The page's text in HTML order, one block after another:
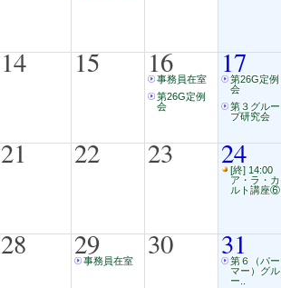
14 15 16
事務員在室
第26G定例
会
17
第26G定例
会
第３グルー
プ研究会
21 22 23 24
[終] 14:00
ア・ラ・カ
ルト講座⑥
28 29
事務員在室 30 31
第６（パー
マー）グル
ー..